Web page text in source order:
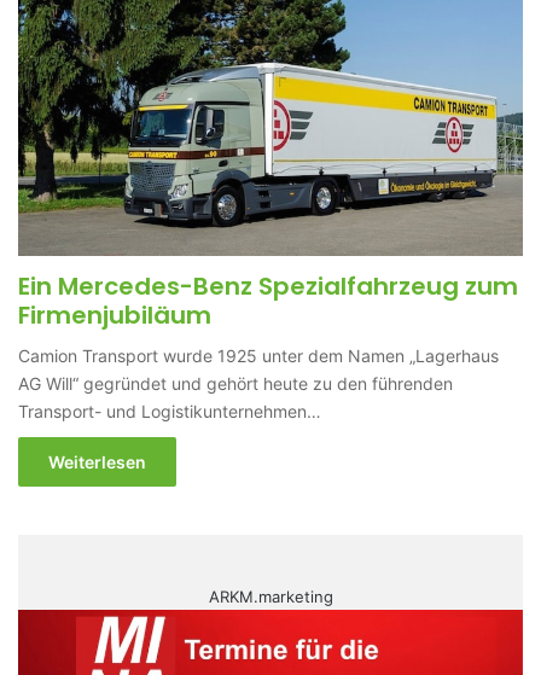
Ein Mercedes-Benz Spezialfahrzeug zum
Firmenjubiläum
Camion Transport wurde 1925 unter dem Namen „Lagerhaus
AG Will“ gegründet und gehört heute zu den führenden
Transport- und Logistikunternehmen…
Weiterlesen
ARKM.marketing